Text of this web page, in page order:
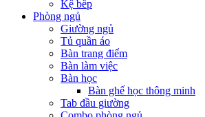
Kệ bếp
Phòng ngủ
Giường ngủ
Tủ quần áo
Bàn trang điểm
Bàn làm việc
Bàn học
Bàn ghế học thông minh
Tab đầu giường